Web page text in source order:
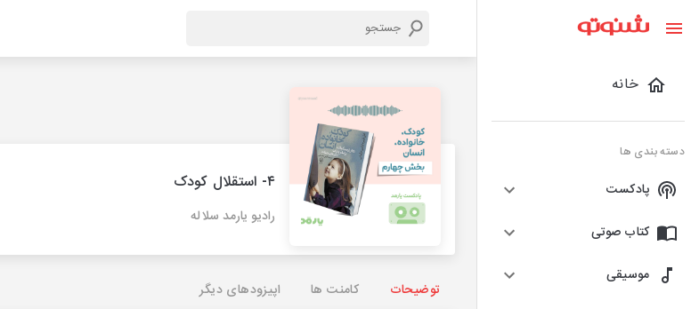
خانه
دسته بندی ها
پادکست
کتاب صوتی
موسیقی
۴- استقلال کودک
رادیو یارمد سلاله
توضیحات کامنت ها اپیزودهای دیگر